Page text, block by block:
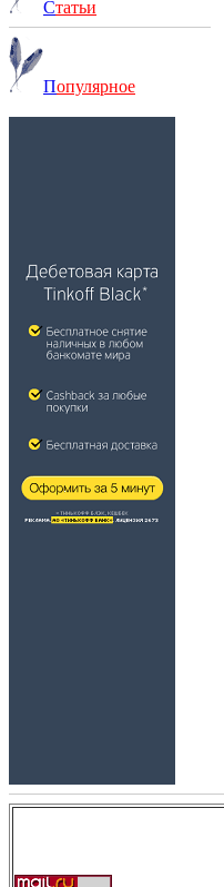
Статьи
Популярное